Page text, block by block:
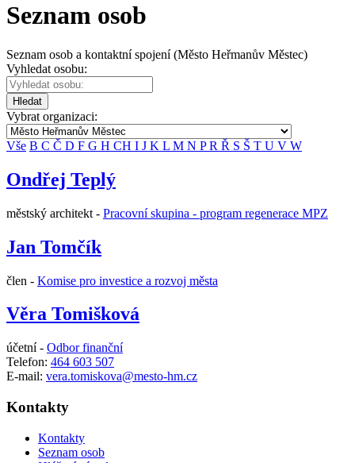
Seznam osob
Seznam osob a kontaktní spojení (Město Heřmanův Městec)
Vyhledat osobu:
Hledat
Vybrat organizaci:
Vše B C Č D F G H CH I J K L M N PR Ř S Š T U V W
Ondřej Teplý
městský architekt - Pracovní skupina - program regenerace MPZ
Jan Tomčík
člen - Komise pro investice a rozvoj města
Věra Tomišková
účetní - Odbor finanční
Telefon: 464 603 507
E-mail: vera.tomiskova@mesto-hm.cz
Kontakty
Kontakty
Seznam osob